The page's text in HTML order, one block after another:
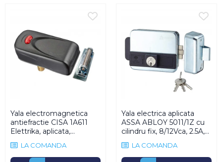
Yala electromagnetica
antiefractie CISA 1A611
Elettrika, aplicata,
2000Kg forta, 3A, 12V
LA COMANDA
Yala electrica aplicata
ASSA ABLOY 5011/1Z cu
cilindru fix, 8/12Vca, 2.5A,
reversibila
LA COMANDA